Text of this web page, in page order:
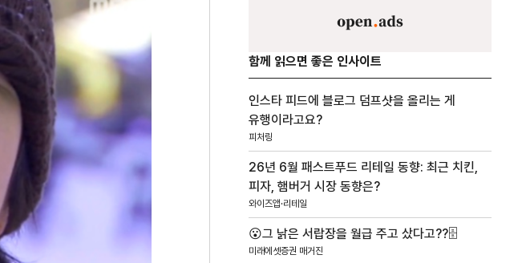
함께 읽으면 좋은 인사이트
인스타 피드에 블로그 덤프샷을 올리는 게
유행이라고요?
피처링
26년 6월 패스트푸드 리테일 동향: 최근 치킨,
피자, 햄버거 시장 동향은?
와이즈앱·리테일
😮그 낡은 서랍장을 월급 주고 샀다고??🗄️
미래에셋증권 매거진